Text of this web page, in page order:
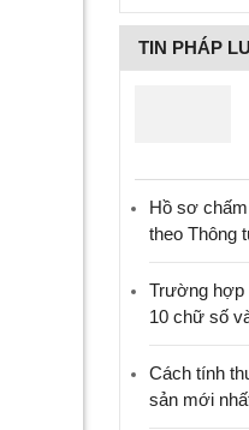
TIN PHÁP
Hồ sơ
theo Thông
Trường hợp
10 chữ số
Cách tính
sản mới